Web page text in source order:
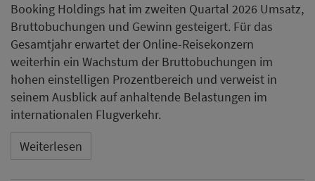
Booking Holdings hat im zweiten Quartal 2026 Umsatz,
Bruttobuchungen und Gewinn gesteigert. Für das
Gesamtjahr erwartet der Online-Reisekonzern
weiterhin ein Wachstum der Bruttobuchungen im
hohen einstelligen Prozentbereich und verweist in
seinem Ausblick auf anhaltende Belastungen im
internationalen Flugverkehr.
Weiterlesen